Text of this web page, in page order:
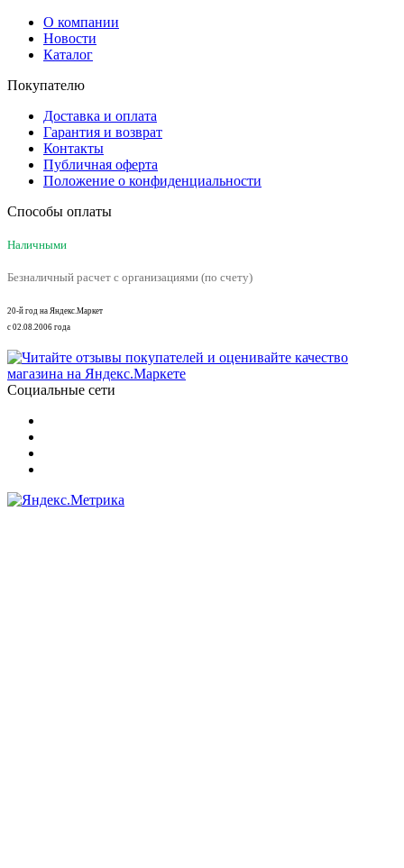
О компании
Новости
Каталог
Покупателю
Доставка и оплата
Гарантия и возврат
Контакты
Публичная оферта
Положение о конфиденциальности
Способы оплаты
Наличными
Безналичный расчет с организациями (по счету)
20-й год на Яндекс.Маркет
с 02.08.2006 года
Социальные сети